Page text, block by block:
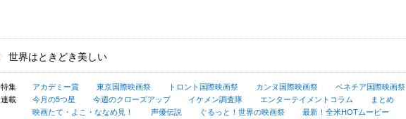
世界はときどき美しい
特集 アカデミー賞 東京国際映画祭 トロント国際映画祭 カンヌ国際映画祭 ベネチア国際映画祭
連載
今月の5つ星 今週のクローズアップ イケメン調査隊 エンターテイメントコラム
まとめ
映画たて・よこ・ななめ見！
声優伝説 ぐるっと！世界の映画祭
最新！全米HOTムービー